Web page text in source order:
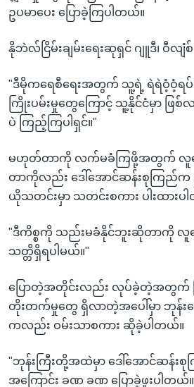
ဥပမာပေး ပြောခဲ့ကြပါတယ်။
နိုဘဲလ်ငြိမ်းချမ်းရေးဆုရှင် ဂျူဒီ၊ ဝီလျံ
"ဒီမိုကရေစီရေးအတွက် သူ့ရဲ့ ရဲရဲဝံ့ဝံ့ရ
ကြိုးပမ်းမှုတွေကြောင့် သူ့နိုင်ငံမှာ ဖြ
ပဲ ကြည့်ကြပါရှင်။"
မဟုတ်တာကို လက်မခံကြဖို့အတွက် လူတွ
တာကိုလည်း ဒေါ်အောင်ဆန်းစုကြည်
ယိုသတင်းမှာ သတင်းစကား ပါးထားပ
"ဒီကိစ္စကို သည်းမခံနိုင်ဘူးဆိုတာကို လူတွ
သတ္တိရှိရပါမယ်။"
ပြောတဲ့အတိုင်းလည်း လုပ်ခဲ့တဲ့အတွက် မြ
တိုးတက်မှုတွေ ရှိလာတဲ့အပေါ်မှာ ဘုန်းတေ
ကလည်း ဝမ်းသာစကား ဆိုခဲ့ပါတယ်။
"ဘုန်းကြီးတို့အထဲမှာ ဒေါ်အောင်ဆန်းစု
အကြောင်း ခဏ ခဏ ပြောခဲ့ဖူးပါတ